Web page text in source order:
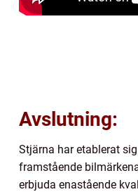
Avslutning:
Stjärna har etablerat
framstående
erbjuda enastående